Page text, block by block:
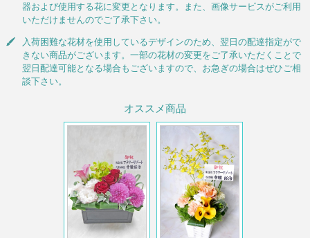
器および使用する花に変更となります。また、画像サービスがご利用
いただけませんのでご了承下さい。
入荷困難な花材を使用しているデザインのため、翌日の配達指定がで
きない商品がございます。一部の花材の変更をご了承いただくことで
翌日配達可能となる場合もございますので、お急ぎの場合はぜひご相
談下さい。
オススメ商品